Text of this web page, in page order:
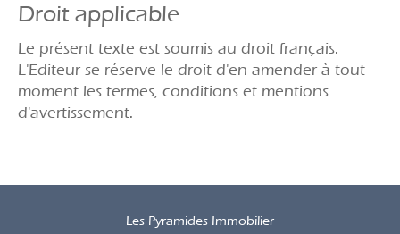
Droit applicable
Le présent texte est soumis au droit français.
L'Editeur se réserve le droit d'en amender à tout
moment les termes, conditions et mentions
d'avertissement.
Les Pyramides Immobilier